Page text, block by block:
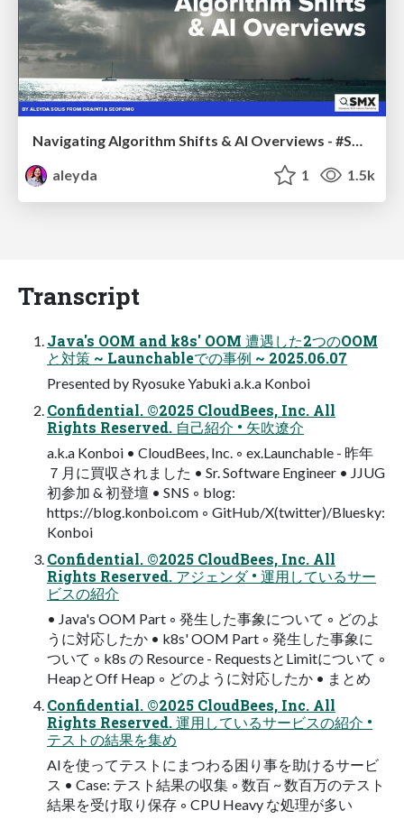
Navigating Algorithm Shifts & AI Overviews - #SMXNext
aleyda
1 1.5k
Transcript
Java's OOM and k8s' OOM 遭遇した2つのOOM
と対策 ~ Launchableでの事例 ~ 2025.06.07
Presented by Ryosuke Yabuki a.k.a Konboi
Confidential. ©2025 CloudBees, Inc. All
Rights Reserved. 自己紹介 • 矢吹遼介
a.k.a Konboi • CloudBees, Inc. ◦ ex.Launchable - 昨年
７月に買収されました • Sr. Software Engineer • JJUG
初参加 & 初登壇 • SNS ◦ blog:
https://blog.konboi.com ◦ GitHub/X(twitter)/Bluesky:
Konboi
Confidential. ©2025 CloudBees, Inc. All
Rights Reserved. アジェンダ • 運用しているサー
ビスの紹介
• Java's OOM Part ◦ 発生した事象について ◦ どのよ
うに対応したか • k8s' OOM Part ◦ 発生した事象に
ついて ◦ k8s の Resource - RequestsとLimitについて ◦
HeapとOff Heap ◦ どのように対応したか • まとめ
Confidential. ©2025 CloudBees, Inc. All
Rights Reserved. 運用しているサービスの紹介 •
テストの結果を集め
AIを使ってテストにまつわる困り事を助けるサービ
ス • Case: テスト結果の収集 ◦ 数百 ~ 数百万のテスト
結果を受け取り保存 ◦ CPU Heavy な処理が多い